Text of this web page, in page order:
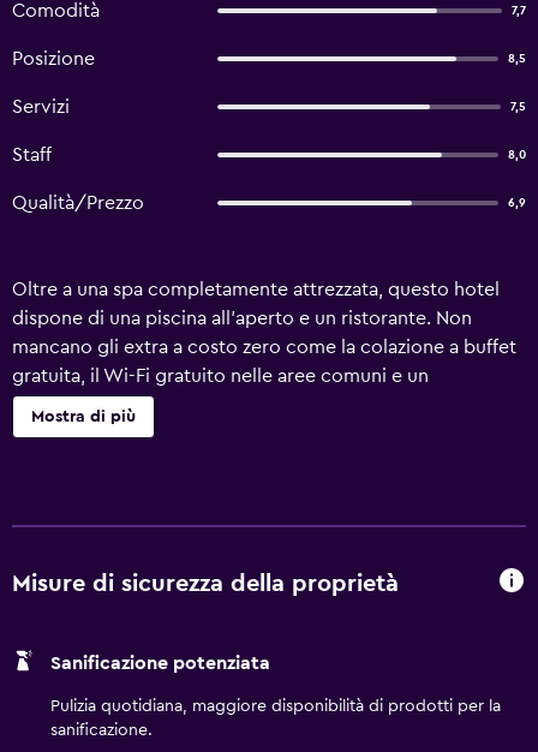
Comodità 7,7
Posizione 8,5
Servizi 7,5
Staff 8,0
Qualità/Prezzo 6,9
Oltre a una spa completamente attrezzata, questo hotel
dispone di una piscina all'aperto e un ristorante. Non
mancano gli extra a costo zero come la colazione a buffet
gratuita, il Wi-Fi gratuito nelle aree comuni e un
parcheggio gratuito. Altri servizi includono un centro
fitness, un bar/lounge e un bar a bordo piscina. Il cambio
di doccia, accappatoi, pantofole e asciugacapelli. Questo
disponibili ferro/asse da stiro, cambio degli asciugamani e
giorni. Sono presenti una piscina all'aperto, una piscina
Mostra di più
Misure di sicurezza della proprietà
Sanificazione potenziata
Pulizia quotidiana, maggiore disponibilità di prodotti per la
sanificazione.